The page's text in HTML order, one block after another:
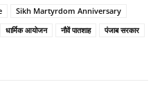
Sikh Martyrdom Anniversary
धार्मिक आयोजन नौवें पातशाह
पंजाब सरकार